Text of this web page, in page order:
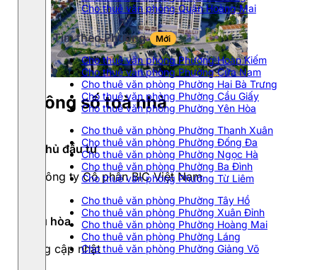
Cho thuê văn phòng Quận Hoàng Mai
Tìm theo Phường Mới
Cho thuê văn phòng Phường Hoàn Kiếm
Cho thuê văn phòng Phường Cửa Nam
Cho thuê văn phòng Phường Hai Bà Trưng
Cho thuê văn phòng Phường Cầu Giấy
Cho thuê văn phòng Phường Yên Hòa
Cho thuê văn phòng Phường Thanh Xuân
Cho thuê văn phòng Phường Đống Đa
Cho thuê văn phòng Phường Ngọc Hà
Cho thuê văn phòng Phường Ba Đình
Cho thuê văn phòng Phường Từ Liêm
Cho thuê văn phòng Phường Tây Hồ
Cho thuê văn phòng Phường Xuân Đỉnh
Cho thuê văn phòng Phường Hoàng Mai
Cho thuê văn phòng Phường Láng
Cho thuê văn phòng Phường Giảng Võ
Thông số toà nhà
Chủ đầu tư
Công ty Cổ phần BIC Việt Nam
Điều hòa
Đang cập nhật